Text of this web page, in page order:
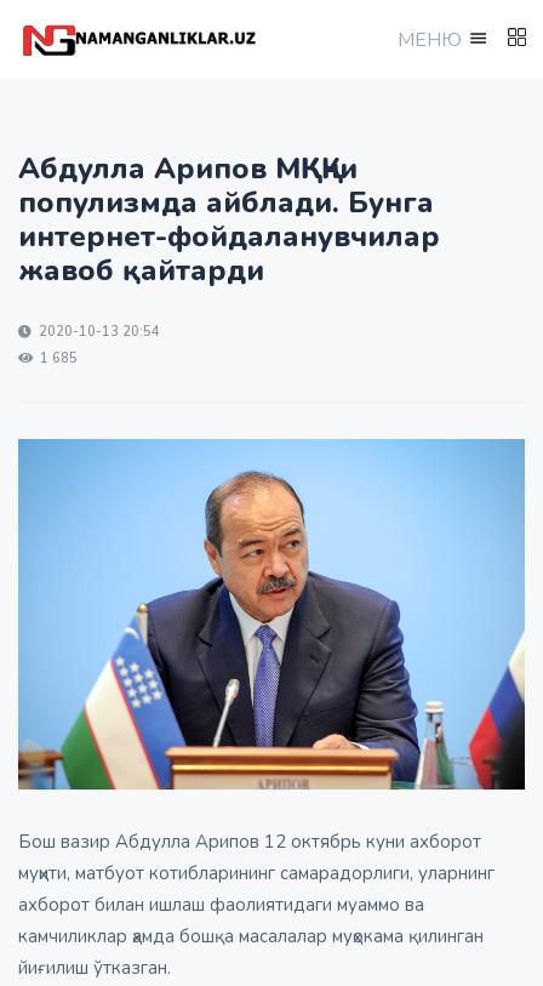
МEНЮ
Абдулла Арипов МҚКҚни
популизмда айблади. Бунга
интернет-фойдаланувчилар
жавоб қайтарди
2020-10-13 20:54
1 685
Бош вазир Абдулла Арипов 12 октябрь куни ахборот
муҳити, матбуот котибларининг самарадорлиги, уларнинг
ахборот билан ишлаш фаолиятидаги муаммо ва
камчиликлар ҳамда бошқа масалалар муҳокама қилинган
йиғилиш ўтказган.